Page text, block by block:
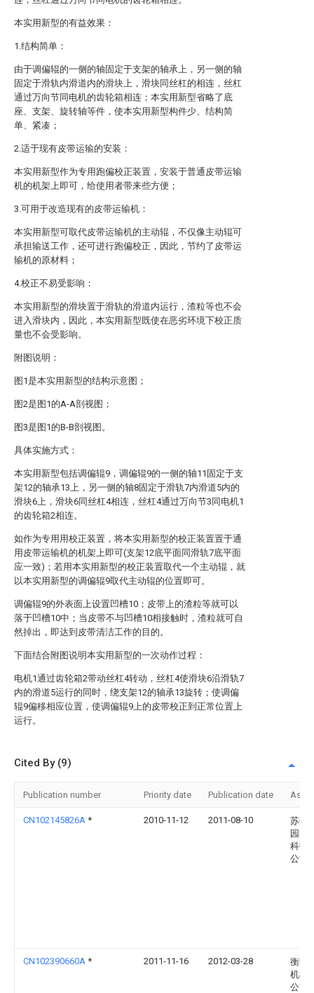
本实用新型的有益效果：
1.结构简单：
由于调偏辊的一侧的轴固定于支架的轴承上，另一侧的轴
固定于滑轨内滑道内的滑块上，滑块同丝杠的相连，丝杠
通过万向节同电机的齿轮箱相连；本实用新型省略了底
座、支架、旋转轴等件，使本实用新型构件少、结构简
单、紧凑；
2.适于现有皮带运输的安装：
本实用新型作为专用跑偏校正装置，安装于普通皮带运输
机的机架上即可，给使用者带来些方便；
3.可用于改造现有的皮带运输机：
本实用新型可取代皮带运输机的主动辊，不仅像主动辊可
承担输送工作，还可进行跑偏校正，因此，节约了皮带运
输机的原材料；
4.校正不易受影响：
本实用新型的滑块置于滑轨的滑道内运行，渣粒等也不会
进入滑块内，因此，本实用新型既使在恶劣环境下校正质
量也不会受影响。
附图说明：
图1是本实用新型的结构示意图；
图2是图1的A-A剖视图；
图3是图1的B-B剖视图。
具体实施方式：
本实用新型包括调偏辊9，调偏辊9的一侧的轴11固定于支
架12的轴承13上，另一侧的轴8固定于滑轨7内滑道5内的
滑块6上，滑块6同丝杠4相连，丝杠4通过万向节3同电机1
的齿轮箱2相连。
如作为专用用校正装置，将本实用新型的校正装置置于通
用皮带运输机的机架上即可(支架12底平面同滑轨7底平面
应一致)；若用本实用新型的校正装置取代一个主动辊，就
以本实用新型的调偏辊9取代主动辊的位置即可。
调偏辊9的外表面上设置凹槽10；皮带上的渣粒等就可以
落于凹槽10中；当皮带不与凹槽10相接触时，渣粒就可自
然掉出，即达到皮带清洁工作的目的。
下面结合附图说明本实用新型的一次动作过程：
电机1通过齿轮箱2带动丝杠4转动，丝杠4使滑块6沿滑轨7
内的滑道5运行的同时，绕支架12的轴承13旋转；使调偏
辊9偏移相应位置，使调偏辊9上的皮带校正到正常位置上
运行。
Cited By (9)
Publication number Priority date Publication date
CN102145826A * 2010-11-12 2011-08-10
苏州
园区
科技
公司
CN102390660A * 2011-11-16 2012-03-28
衡阳
机械
公司